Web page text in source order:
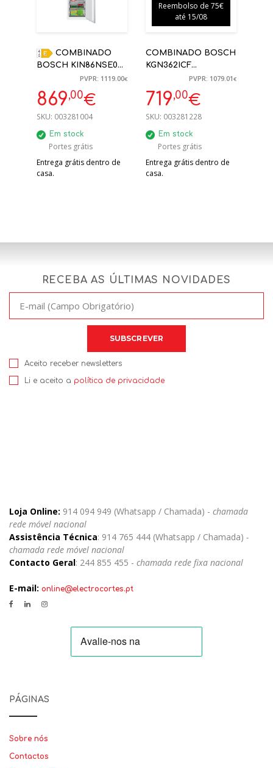
COMBINADO
BOSCH KIN86NSE0
177.2X54.1X54.8 PORTA
DESLIZANTE
ENCASTRE NOFROST
NO CONGELADOR
PVPR: 1119.00€
869,00€
SKU: 003281004
Em stock
Portes grátis
Entrega grátis dentro de
casa.
Reembolso de 75€
até 15/08
COMBINADO BOSCH
KGN362ICF
186X60X66,5CM 321L
NO FROST INOX C
PVPR: 1079.01€
719,00€
SKU: 003281228
Em stock
Portes grátis
Entrega grátis dentro de
casa.
RECEBA AS ÚLTIMAS NOVIDADES
Aceito receber newsletters
Li e aceito a política de privacidade
Loja Online: 914 094 949 (Whatsapp / Chamada) - chamada
rede móvel nacional
Assistência Técnica: 914 765 444 (Whatsapp / Chamada) -
chamada rede móvel nacional
Contacto Geral: 244 855 455 - chamada rede fixa nacional
E-mail: online@electrocortes.pt
PÁGINAS
Sobre nós
Contactos